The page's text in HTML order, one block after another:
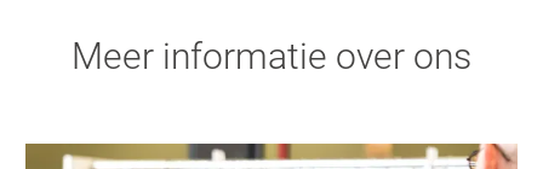
Meer informatie over ons